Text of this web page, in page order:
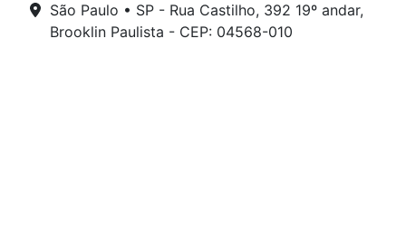
São Paulo • SP - Rua Castilho, 392 19º andar,
Brooklin Paulista - CEP: 04568-010